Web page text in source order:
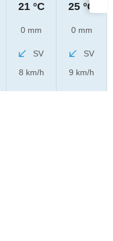
21 °C
0 mm
SV
8 km/h
25 °C
0 mm
SV
9 km/h